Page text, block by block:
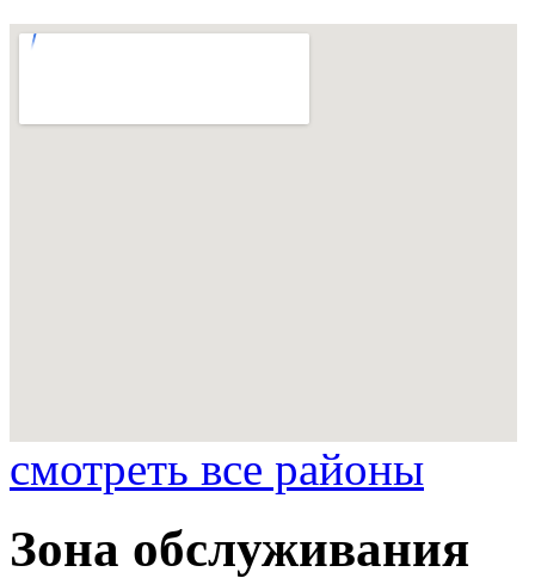
смотреть все районы
Зона обслуживания